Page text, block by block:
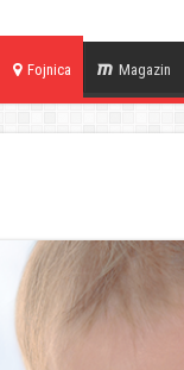
Fojnica Magazin